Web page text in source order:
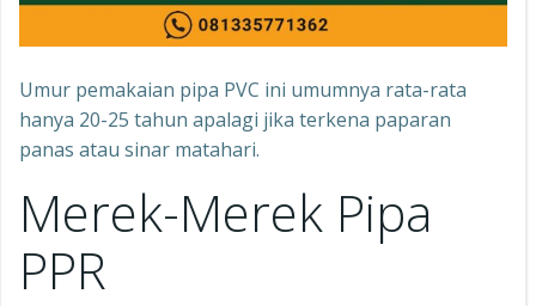
Umur pemakaian pipa PVC ini umumnya rata-rata
hanya 20-25 tahun apalagi jika terkena paparan
panas atau sinar matahari.
Merek-Merek Pipa
PPR